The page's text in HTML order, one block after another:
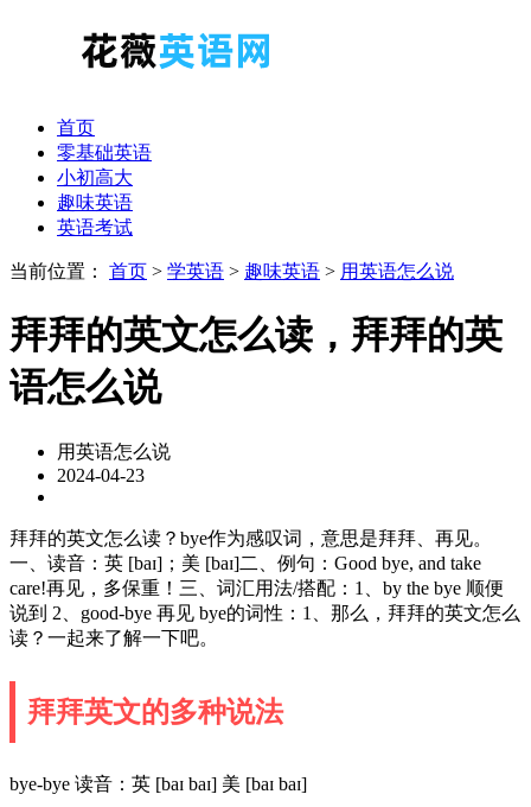
首页
零基础英语
小初高大
趣味英语
英语考试
当前位置： 首页 > 学英语 > 趣味英语 > 用英语怎么说
拜拜的英文怎么读，拜拜的英
语怎么说
用英语怎么说
2024-04-23
拜拜的英文怎么读？bye作为感叹词，意思是拜拜、再见。
一、读音：英 [baɪ]；美 [baɪ]二、例句：Good bye, and take
care!再见，多保重！三、词汇用法/搭配：1、by the bye 顺便
说到 2、good-bye 再见 bye的词性：1、那么，拜拜的英文怎么
读？一起来了解一下吧。
拜拜英文的多种说法
bye-bye 读音：英 [baɪ baɪ] 美 [baɪ baɪ]